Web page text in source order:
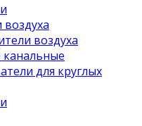
воздуха
воздуха
канальные
для круглых